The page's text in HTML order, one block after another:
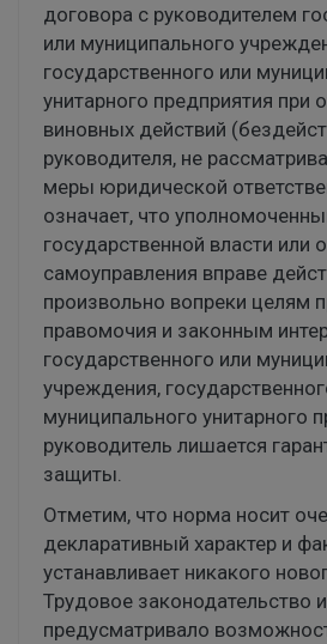
договора с руководителем
или муниципального
государственного или
унитарного предприятия при
виновных действий
руководителя, не
меры юридической
означает, что
государственной власти или
самоуправления вправе
произвольно вопреки целям
правомочия и законным
государственного или
учреждения,
муниципального унитарного
руководитель лишается
защиты.
Отметим, что норма носит
декларативный характер и
устанавливает никакого
Трудовое законодательство
предусматривало